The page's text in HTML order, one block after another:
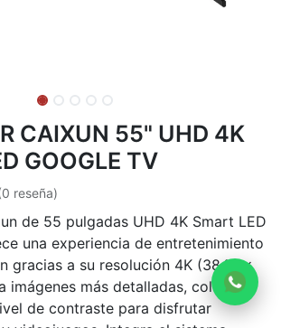
CAIXUN 55" UHD 4K
GOOGLE TV
reseña)
de 55 pulgadas UHD 4K Smart LED
una experiencia de entretenimiento
gracias a su resolución 4K (3840 ×
imágenes más detalladas, colores
de contraste para disfrutar